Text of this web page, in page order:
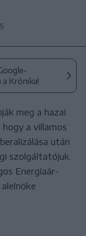
Krónika!
meg a hazai
a villamos
után
szolgáltatójuk.
Energiaár-